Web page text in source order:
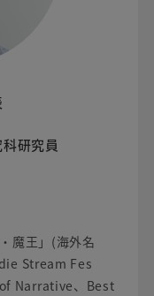
研究員
魔王」(海外名
Stream Fes
Narrative、Best